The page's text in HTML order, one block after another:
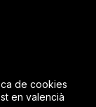
de cookies
en valencià